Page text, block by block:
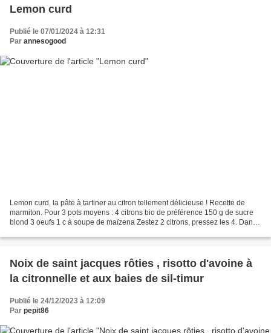
Lemon curd
Publié le 07/01/2024 à 12:31
Par annesogood
Lemon curd, la pâte à tartiner au citron tellement délicieuse ! Recette de
marmiton. Pour 3 pots moyens : 4 citrons bio de préférence 150 g de sucre
blond 3 oeufs 1 c à soupe de maïzena Zestez 2 citrons, pressez les 4. Dans
Noix de saint jacques rôties , risotto d'avoine à
la citronnelle et aux baies de sil-timur
Publié le 24/12/2023 à 12:09
Par pepit86